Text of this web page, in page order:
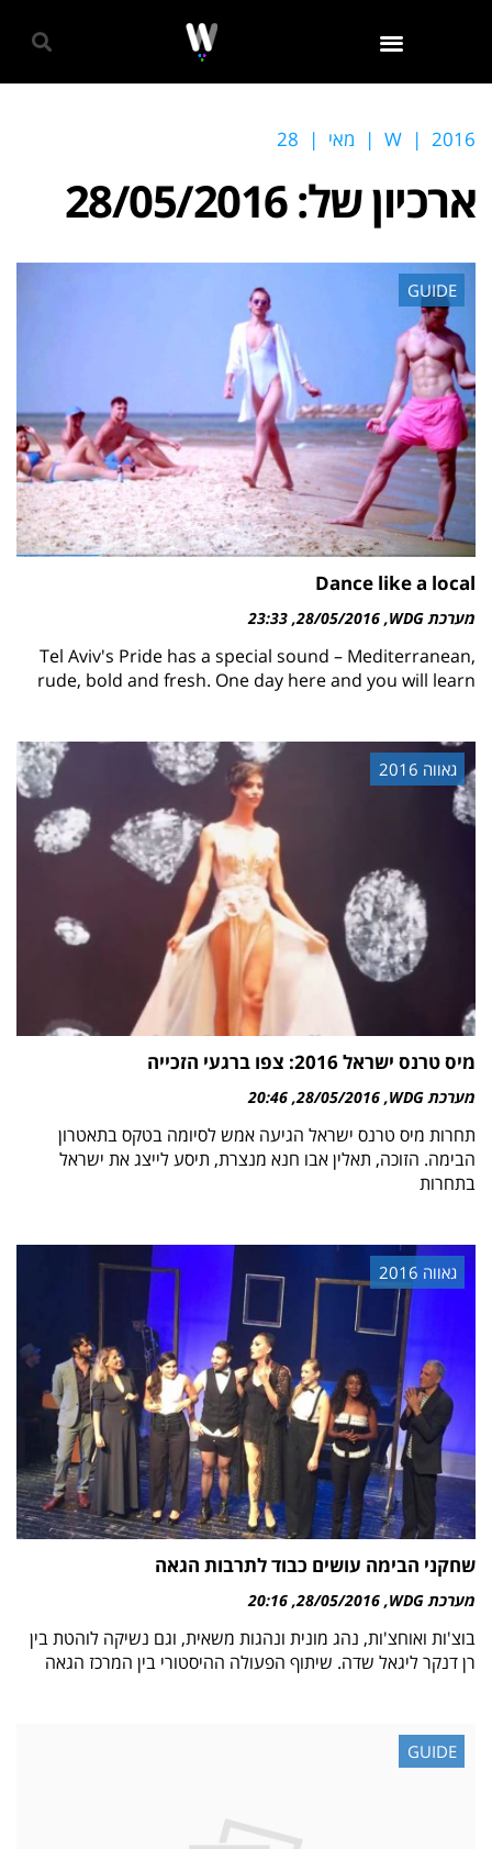
W | 2016
| מאי |
28
ארכיון של:28/05/2016
GUIDE
Dance like a local
מערכת WDG 28/05/2016
23:33
Tel Aviv's Pride has a special sound – Mediterranean,
rude, bold and fresh. One day here and you will learn
גאווה 2016
מיס טרנס ישראל 2016: צפו ברגעי הזכייה
מערכת WDG 28/05/2016
20:46
תחרות מיס טרנס ישראל הגיעה אמש לסיומה בטקס בתאטרון
הבימה. הזוכה, תאלין אבו חנא מנצרת, תיסע לייצג את ישראל
בתחרות
גאווה 2016
שחקני הבימה עושים כבוד לתרבות הגאה
מערכת WDG 28/05/2016
20:16
בוצ'ות ואוחצ'ות, נהג מונית ונהגות משאית, וגם נשיקה לוהטת בין
רן דנקר ליגאל שדה. שיתוף הפעולה ההיסטורי בין המרכז הגאה
GUIDE